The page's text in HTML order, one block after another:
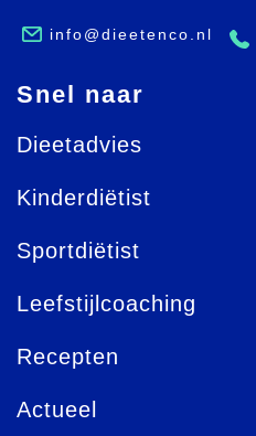
info@dieetenco.nl
Snel naar
Dieetadvies
Kinderdiëtist
Sportdiëtist
Leefstijlcoaching
Recepten
Actueel